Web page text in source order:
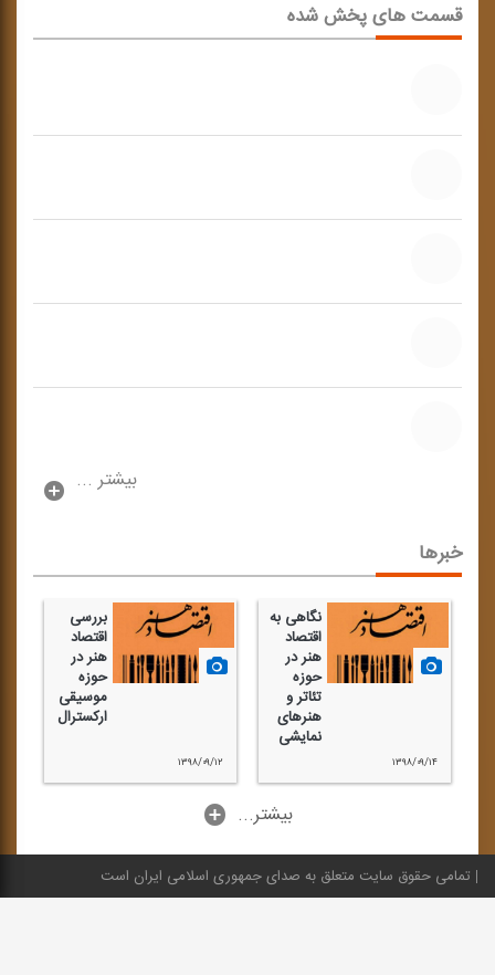
قسمت های پخش شده
بیشتر ...
خبرها
نگاهی به
اقتصاد
هنر در
حوزه
تئاتر و
هنرهای
نمایشی
۱۳۹۸/۰۹/۱۴
بررسی
اقتصاد
هنر در
حوزه
موسیقی
اركسترال
۱۳۹۸/۰۹/۱۲
...بیشتر
تمامی حقوق سایت متعلق به صدای جمهوری اسلامی ایران است